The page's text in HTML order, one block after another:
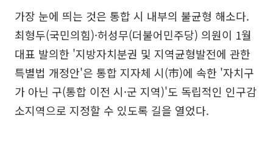
가장 눈에 띄는 것은 통합 시 내부의 불균형 해소다.
최형두(국민의힘)·허성무(더불어민주당) 의원이 1월
대표 발의한 '지방자치분권 및 지역균형발전에 관한
특별법 개정안'은 통합 지자체 시(市)에 속한 '자치구
가 아닌 구(통합 이전 시·군 지역)'도 독립적인 인구감
소지역으로 지정할 수 있도록 길을 열었다.